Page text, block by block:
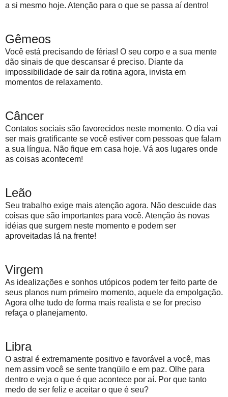
a si mesmo hoje. Atenção para o que se passa aí dentro!
Gêmeos
Você está precisando de férias! O seu corpo e a sua mente
dão sinais de que descansar é preciso. Diante da
impossibilidade de sair da rotina agora, invista em
momentos de relaxamento.
Câncer
Contatos sociais são favorecidos neste momento. O dia vai
ser mais gratificante se você estiver com pessoas que falam
a sua língua. Não fique em casa hoje. Vá aos lugares onde
as coisas acontecem!
Leão
Seu trabalho exige mais atenção agora. Não descuide das
coisas que são importantes para você. Atenção às novas
idéias que surgem neste momento e podem ser
aproveitadas lá na frente!
Virgem
As idealizações e sonhos utópicos podem ter feito parte de
seus planos num primeiro momento, aquele da empolgação.
Agora olhe tudo de forma mais realista e se for preciso
refaça o planejamento.
Libra
O astral é extremamente positivo e favorável a você, mas
nem assim você se sente tranqüilo e em paz. Olhe para
dentro e veja o que é que acontece por aí. Por que tanto
medo de ser feliz e aceitar o que é seu?